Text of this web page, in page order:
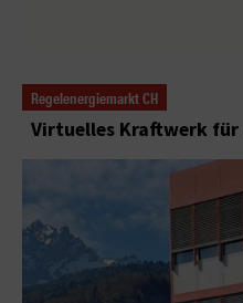
Regelenergiemarkt CH
Virtuelles Kraftwerk für